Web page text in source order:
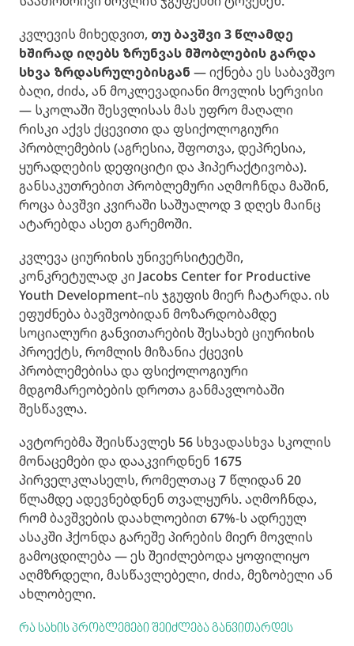
კვლევის მიხედვით, თუ ბავშვი 3 წლამდე
ხშირად იღებს ზრუნვას მშობლების გარდა
სხვა ზრდასრულებისგან — იქნება ეს საბავშვო
ბაღი, ძიძა, ან მოკლევადიანი მოვლის სერვისი
— სკოლაში შესვლისას მას უფრო მაღალი
რისკი აქვს ქცევითი და ფსიქოლოგიური
პრობლემების (აგრესია, შფოთვა, დეპრესია,
ყურადღების დეფიციტი და ჰიპერაქტივობა).
განსაკუთრებით პრობლემური აღმოჩნდა მაშინ,
როცა ბავშვი კვირაში საშუალოდ 3 დღეს მაინც
ატარებდა ასეთ გარემოში.
კვლევა ციურიხის უნივერსიტეტში,
კონკრეტულად კი Jacobs Center for Productive
Youth Development–ის ჯგუფის მიერ ჩატარდა. ის
ეფუძნება ბავშვობიდან მოზარდობამდე
სოციალური განვითარების შესახებ ციურიხის
პროექტს, რომლის მიზანია ქცევის
პრობლემებისა და ფსიქოლოგიური
მდგომარეობების დროთა განმავლობაში
შესწავლა.
ავტორებმა შეისწავლეს 56 სხვადასხვა სკოლის
მონაცემები და დააკვირდნენ 1675
პირველკლასელს, რომელთაც 7 წლიდან 20
წლამდე ადევნებდნენ თვალყურს. აღმოჩნდა,
რომ ბავშვების დაახლოებით 67%-ს ადრეულ
ასაკში ჰქონდა გარეშე პირების მიერ მოვლის
გამოცდილება — ეს შეიძლებოდა ყოფილიყო
აღმზრდელი, მასწავლებელი, ძიძა, მეზობელი ან
ახლობელი.
რა სახის პრობლემები შეიძლება განვითარდეს